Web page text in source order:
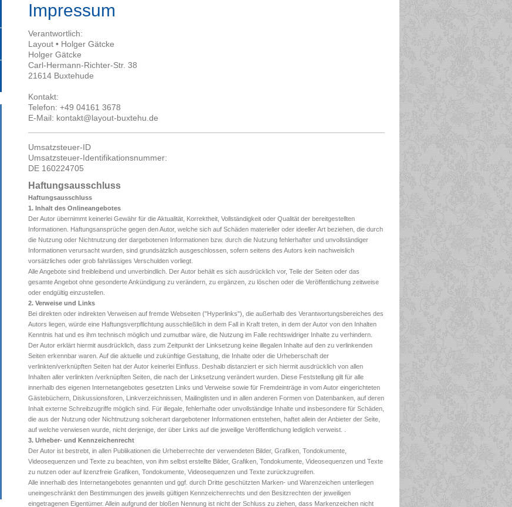
Impressum
Verantwortlich:
Layout • Holger Gätcke
Holger Gätcke
Carl-Hermann-Richter-Str. 38
21614 Buxtehude
Kontakt:
Telefon:+49 04161 3678
E-Mail: kontakt@layout-buxtehu.de
Umsatzsteuer-ID
Umsatzsteuer-Identifikationsnummer:
DE 160224705
Haftungsausschluss
Haftungsausschluss
1. Inhalt des Onlineangebotes
Der Autor übernimmt keinerlei Gewähr für die Aktualität, Korrektheit, Vollständigkeit oder Qualität der bereitgestellten
Informationen. Haftungsansprüche gegen den Autor, welche sich auf Schäden materieller oder ideeller Art beziehen, die durch
die Nutzung oder Nichtnutzung der dargebotenen Informationen bzw. durch die Nutzung fehlerhafter und unvollständiger
Informationen verursacht wurden, sind grundsätzlich ausgeschlossen, sofern seitens des Autors kein nachweislich
vorsätzliches oder grob fahrlässiges Verschulden vorliegt.
Alle Angebote sind freibleibend und unverbindlich. Der Autor behält es sich ausdrücklich vor, Teile der Seiten oder das
gesamte Angebot ohne gesonderte Ankündigung zu verändern, zu ergänzen, zu löschen oder die Veröffentlichung zeitweise
oder endgültig einzustellen.
2. Verweise und Links
Bei direkten oder indirekten Verweisen auf fremde Webseiten ("Hyperlinks"), die außerhalb des Verantwortungsbereiches des
Autors liegen, würde eine Haftungsverpflichtung ausschließlich in dem Fall in Kraft treten, in dem der Autor von den Inhalten
Kenntnis hat und es ihm technisch möglich und zumutbar wäre, die Nutzung im Falle rechtswidriger Inhalte zu verhindern.
Der Autor erklärt hiermit ausdrücklich, dass zum Zeitpunkt der Linksetzung keine illegalen Inhalte auf den zu verlinkenden
Seiten erkennbar waren. Auf die aktuelle und zukünftige Gestaltung, die Inhalte oder die Urheberschaft der
verlinkten/verknüpften Seiten hat der Autor keinerlei Einfluss. Deshalb distanziert er sich hiermit ausdrücklich von allen
Inhalten aller verlinkten /verknüpften Seiten, die nach der Linksetzung verändert wurden. Diese Feststellung gilt für alle
innerhalb des eigenen Internetangebotes gesetzten Links und Verweise sowie für Fremdeinträge in vom Autor eingerichteten
Gästebüchern, Diskussionsforen, Linkverzeichnissen, Mailinglisten und in allen anderen Formen von Datenbanken, auf deren
Inhalt externe Schreibzugriffe möglich sind. Für illegale, fehlerhafte oder unvollständige Inhalte und insbesondere für Schäden,
die aus der Nutzung oder Nichtnutzung solcherart dargebotener Informationen entstehen, haftet allein der Anbieter der Seite,
auf welche verwiesen wurde, nicht derjenige, der über Links auf die jeweilige Veröffentlichung lediglich verweist. .
3. Urheber- und Kennzeichenrecht
Der Autor ist bestrebt, in allen Publikationen die Urheberrechte der verwendeten Bilder, Grafiken, Tondokumente,
Videosequenzen und Texte zu beachten, von ihm selbst erstellte Bilder, Grafiken, Tondokumente, Videosequenzen und Texte
zu nutzen oder auf lizenzfreie Grafiken, Tondokumente, Videosequenzen und Texte zurückzugreifen.
Alle innerhalb des Internetangebotes genannten und ggf. durch Dritte geschützten Marken- und Warenzeichen unterliegen
uneingeschränkt den Bestimmungen des jeweils gültigen Kennzeichenrechts und den Besitzrechten der jeweiligen
eingetragenen Eigentümer. Allein aufgrund der bloßen Nennung ist nicht der Schluss zu ziehen, dass Markenzeichen nicht